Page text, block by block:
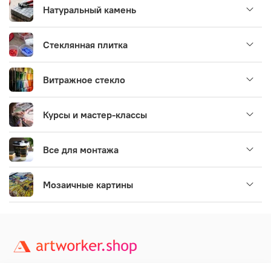
Натуральный камень
Стеклянная плитка
Витражное стекло
Курсы и мастер-классы
Все для монтажа
Мозаичные картины